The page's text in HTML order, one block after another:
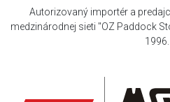
Autorizovaný importér a
medzinárodnej sieti "OZ Paddock
1996.